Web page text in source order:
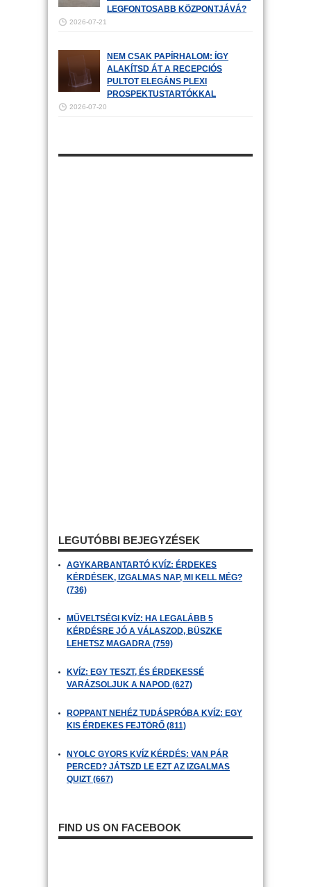
LEGFONTOSABB KÖZPONTJÁVÁ?
2026-07-21
NEM CSAK PAPÍRHALOM: ÍGY
ALAKÍTSD ÁT A RECEPCIÓS
PULTOT ELEGÁNS PLEXI
PROSPEKTUSTARTÓKKAL
2026-07-20
LEGUTÓBBI BEJEGYZÉSEK
AGYKARBANTARTÓ KVÍZ: ÉRDEKES
KÉRDÉSEK, IZGALMAS NAP, MI KELL MÉG?
(736)
MŰVELTSÉGI KVÍZ: HA LEGALÁBB 5
KÉRDÉSRE JÓ A VÁLASZOD, BÜSZKE
LEHETSZ MAGADRA (759)
KVÍZ: EGY TESZT, ÉS ÉRDEKESSÉ
VARÁZSOLJUK A NAPOD (627)
ROPPANT NEHÉZ TUDÁSPRÓBA KVÍZ: EGY
KIS ÉRDEKES FEJTÖRŐ (811)
NYOLC GYORS KVÍZ KÉRDÉS: VAN PÁR
PERCED? JÁTSZD LE EZT AZ IZGALMAS
QUIZT (667)
FIND US ON FACEBOOK